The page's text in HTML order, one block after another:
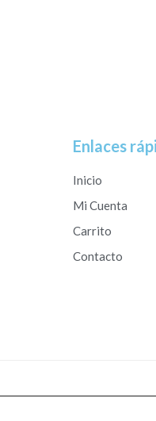
Enlaces
Inicio
Mi Cuenta
Carrito
Contacto